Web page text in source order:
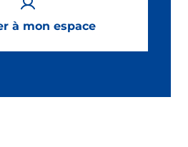
à mon espace